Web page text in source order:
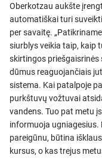
Oberkotzau aukšte
automatiškai turi
per savaitę.
siurblys veikia taip, kaip
skirtingos priešgaisrinės
dūmus reaguojančiais
sistema. Kai patalpoje
purkštuvų vožtuvai
vandens. Tuo pat metu
informuoja
pareigūnu, būtina
kursus, o kas trejus